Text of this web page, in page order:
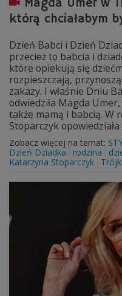
Magda Umer w
którą chciałabym
Dzień Babci i Dzień
przecież to babcia i
które opiekują się
rozpieszczają,
zakazy. I właśnie Dniu
odwiedziła Magda
także mamą i babcią. W
Stoparczyk
Zobacz więcej na temat:
Dzień Dziadka
rodzina
Katarzyna Stoparczyk